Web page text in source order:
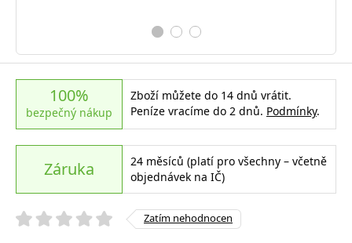
100%
bezpečný nákup
Zboží můžete do 14 dnů vrátit.
Peníze vracíme do 2 dnů. Podmínky.
Záruka
24 měsíců (platí pro všechny – včetně
objednávek na IČ)
Zatím nehodnocen